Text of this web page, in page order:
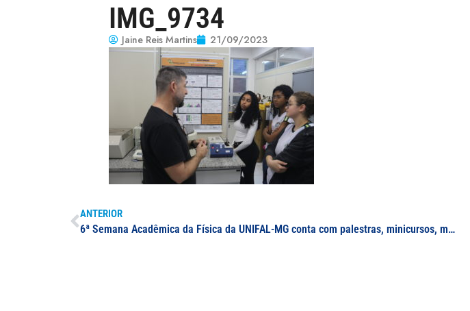
IMG_9734
Jaine Reis Martins 21/09/2023
ANTERIOR
6ª Semana Acadêmica da Física da UNIFAL-MG conta com palestras, minicursos, mesas-redondas, apresentações de trabalhos e visitas guiadas pelos laboratórios do departamento